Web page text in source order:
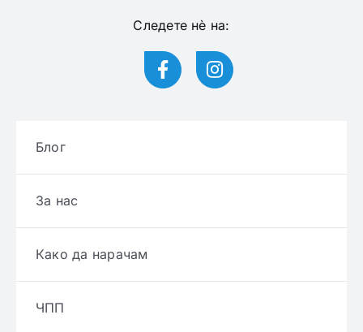
Следете нѐ на:
Блог
За нас
Како да нарачам
ЧПП